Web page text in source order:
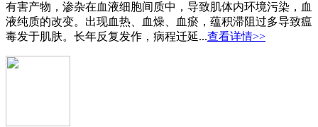
有害产物，渗杂在血液细胞间质中，导致肌体内环境污染，血
液纯质的改变。出现血热、血燥、血瘀，蕴积滞阻过多导致瘟
毒发于肌肤。长年反复发作，病程迁延...查看详情>>